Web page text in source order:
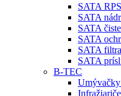
SATA RPS
SATA
SATA
SATA
SATA
SATA
B-TEC